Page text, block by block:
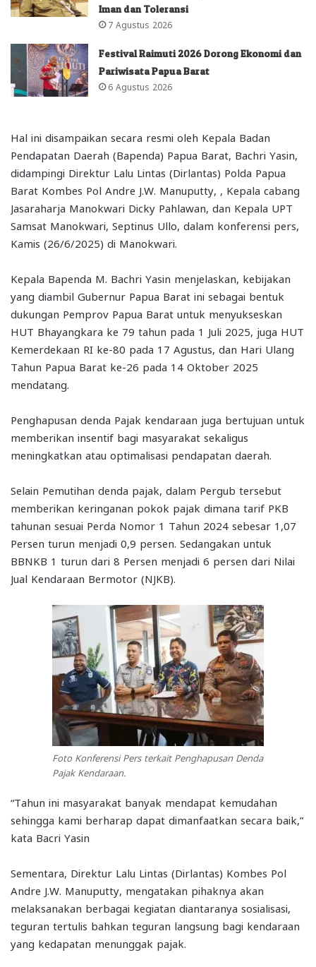
Iman dan Toleransi
7 Agustus 2026
Festival Raimuti 2026 Dorong Ekonomi dan
Pariwisata Papua Barat
6 Agustus 2026
Hal ini disampaikan secara resmi oleh Kepala Badan
Pendapatan Daerah (Bapenda) Papua Barat, Bachri Yasin,
didampingi Direktur Lalu Lintas (Dirlantas) Polda Papua
Barat Kombes Pol Andre J.W. Manuputty, , Kepala cabang
Jasaraharja Manokwari Dicky Pahlawan, dan Kepala UPT
Samsat Manokwari, Septinus Ullo, dalam konferensi pers,
Kamis (26/6/2025) di Manokwari.
Kepala Bapenda M. Bachri Yasin menjelaskan, kebijakan
yang diambil Gubernur Papua Barat ini sebagai bentuk
dukungan Pemprov Papua Barat untuk menyukseskan
HUT Bhayangkara ke 79 tahun pada 1 Juli 2025, juga HUT
Kemerdekaan RI ke-80 pada 17 Agustus, dan Hari Ulang
Tahun Papua Barat ke-26 pada 14 Oktober 2025
mendatang.
Penghapusan denda Pajak kendaraan juga bertujuan untuk
memberikan insentif bagi masyarakat sekaligus
meningkatkan atau optimalisasi pendapatan daerah.
Selain Pemutihan denda pajak, dalam Pergub tersebut
memberikan keringanan pokok pajak dimana tarif PKB
tahunan sesuai Perda Nomor 1 Tahun 2024 sebesar 1,07
Persen turun menjadi 0,9 persen. Sedangakan untuk
BBNKB 1 turun dari 8 Persen menjadi 6 persen dari Nilai
Jual Kendaraan Bermotor (NJKB).
Foto Konferensi Pers terkait Penghapusan Denda
Pajak Kendaraan.
“Tahun ini masyarakat banyak mendapat kemudahan
sehingga kami berharap dapat dimanfaatkan secara baik,”
kata Bacri Yasin
Sementara, Direktur Lalu Lintas (Dirlantas) Kombes Pol
Andre J.W. Manuputty, mengatakan pihaknya akan
melaksanakan berbagai kegiatan diantaranya sosialisasi,
teguran tertulis bahkan teguran langsung bagi kendaraan
yang kedapatan menunggak pajak.